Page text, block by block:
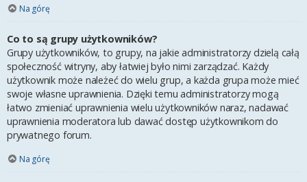
Na górę
Co to są grupy użytkowników?
Grupy użytkowników, to grupy, na jakie administratorzy dzielą całą
społeczność witryny, aby łatwiej było nimi zarządzać. Każdy
użytkownik może należeć do wielu grup, a każda grupa może mieć
swoje własne uprawnienia. Dzięki temu administratorzy mogą
łatwo zmieniać uprawnienia wielu użytkowników naraz, nadawać
uprawnienia moderatora lub dawać dostęp użytkownikom do
prywatnego forum.
Na górę